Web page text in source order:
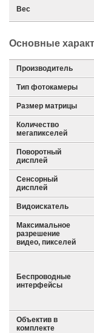
Вес
Основные
Производитель
Тип фотокамеры
Размер матрицы
Количество
мегапикселей
Поворотный
дисплей
Сенсорный
дисплей
Видоискатель
Максимальное
разрешение
видео, пикселей
Беспроводные
интерфейсы
Объектив в
комплекте